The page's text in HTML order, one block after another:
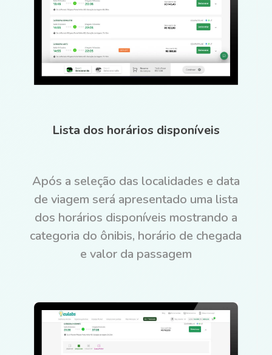
Lista dos horários disponíveis
Após a seleção das localidades e data
de viagem será apresentado uma lista
dos horários disponíveis mostrando a
categoria do ônibis, horário de chegada
e valor da passagem